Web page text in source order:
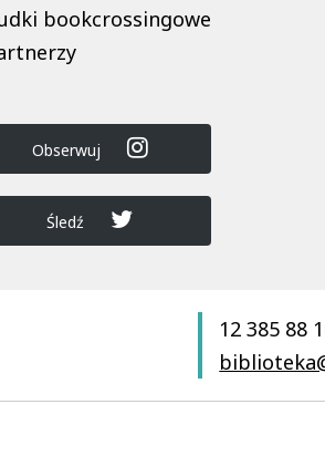
bookcrossingowe
Obserwuj
Śledź
12 385 88